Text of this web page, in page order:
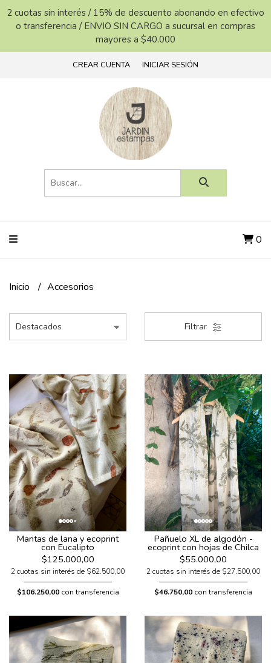
2 cuotas sin interés / 15% de descuento abonando en efectivo
o transferencia / ENVIO SIN CARGO a sucursal en compras
mayores a $40.000
CREAR CUENTA INICIAR SESIÓN
0
Inicio Accesorios
Filtrar
Mantas de lana y ecoprint
con Eucalipto
$125.000,00
2 cuotas sin interés de $62.500,00
$106.250,00con transferencia
Pañuelo XL de algodón -
ecoprint con hojas de Chilca
$55.000,00
2 cuotas sin interés de $27.500,00
$46.750,00 con transferencia